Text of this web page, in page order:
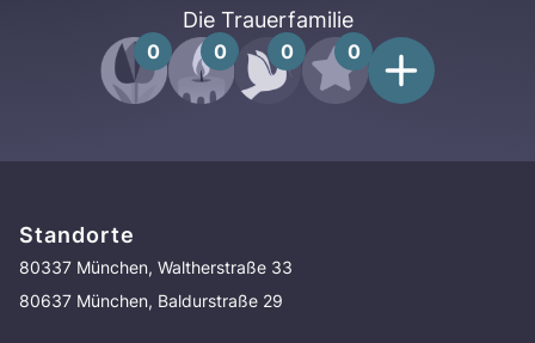
Die Trauerfamilie
0 0 0 0
Standorte
80337 München, Waltherstraße 33
80637 München, Baldurstraße 29